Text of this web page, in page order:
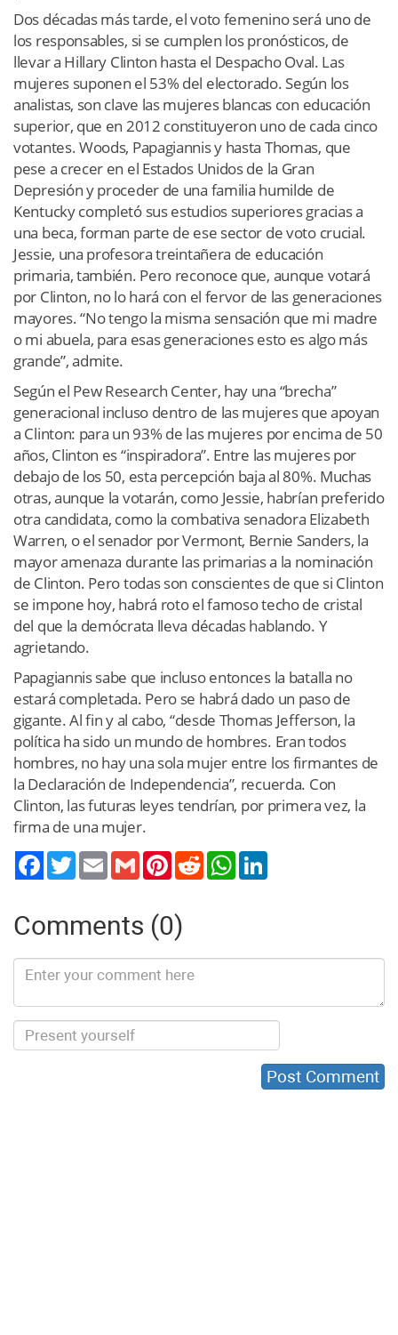
Dos décadas más tarde, el voto femenino será uno de
los responsables, si se cumplen los pronósticos, de
llevar a Hillary Clinton hasta el Despacho Oval. Las
mujeres suponen el 53% del electorado. Según los
analistas, son clave las mujeres blancas con educación
superior, que en 2012 constituyeron uno de cada cinco
votantes. Woods, Papagiannis y hasta Thomas, que
pese a crecer en el Estados Unidos de la Gran
Depresión y proceder de una familia humilde de
Kentucky completó sus estudios superiores gracias a
una beca, forman parte de ese sector de voto crucial.
Jessie, una profesora treintañera de educación
primaria, también. Pero reconoce que, aunque votará
por Clinton, no lo hará con el fervor de las generaciones
mayores. “No tengo la misma sensación que mi madre
o mi abuela, para esas generaciones esto es algo más
grande”, admite.
Según el Pew Research Center, hay una “brecha”
generacional incluso dentro de las mujeres que apoyan
a Clinton: para un 93% de las mujeres por encima de 50
años, Clinton es “inspiradora”. Entre las mujeres por
debajo de los 50, esta percepción baja al 80%. Muchas
otras, aunque la votarán, como Jessie, habrían preferido
otra candidata, como la combativa senadora Elizabeth
Warren, o el senador por Vermont, Bernie Sanders, la
mayor amenaza durante las primarias a la nominación
de Clinton. Pero todas son conscientes de que si Clinton
se impone hoy, habrá roto el famoso techo de cristal
del que la demócrata lleva décadas hablando. Y
agrietando.
Papagiannis sabe que incluso entonces la batalla no
estará completada. Pero se habrá dado un paso de
gigante. Al fin y al cabo, “desde Thomas Jefferson, la
política ha sido un mundo de hombres. Eran todos
hombres, no hay una sola mujer entre los firmantes de
la Declaración de Independencia”, recuerda. Con
Clinton, las futuras leyes tendrían, por primera vez, la
firma de una mujer.
TwitterEmail Gmail PinterestReddit WhatsApp
Comments (0)